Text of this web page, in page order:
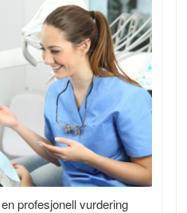
profesjonell vurdering